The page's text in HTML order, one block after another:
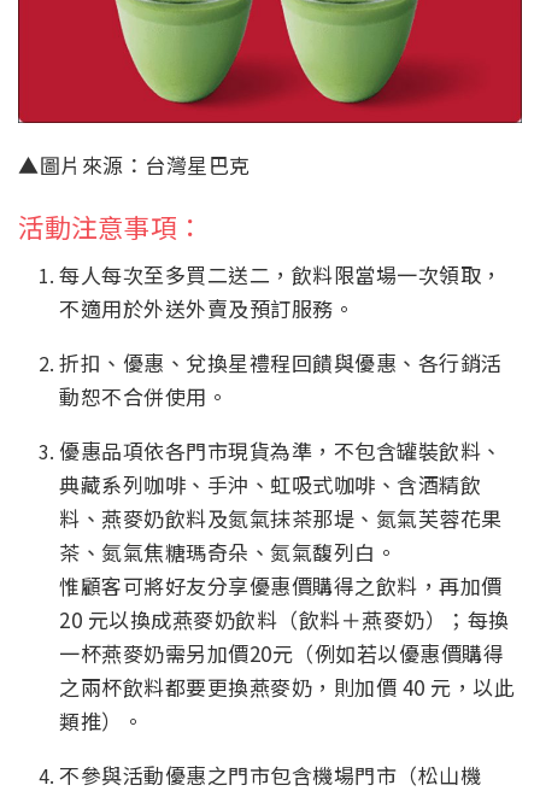
▲圖片來源：台灣星巴克
活動注意事項：
每人每次至多買二送二，飲料限當場一次領取，
不適用於外送外賣及預訂服務。
折扣、優惠、兌換星禮程回饋與優惠、各行銷活
動恕不合併使用。
優惠品項依各門市現貨為準，不包含罐裝飲料、
典藏系列咖啡、手沖、虹吸式咖啡、含酒精飲
料、燕麥奶飲料及氮氣抹茶那堤、氮氣芙蓉花果
茶、氮氣焦糖瑪奇朵、氮氣馥列白。
惟顧客可將好友分享優惠價購得之飲料，再加價
20 元以換成燕麥奶飲料（飲料＋燕麥奶）；每換
一杯燕麥奶需另加價20元（例如若以優惠價購得
之兩杯飲料都要更換燕麥奶，則加價 40 元，以此
類推）。
不參與活動優惠之門市包含機場門市（松山機